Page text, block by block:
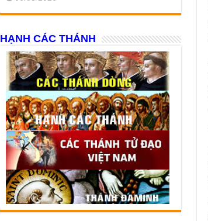
HẠNH CÁC THÁNH